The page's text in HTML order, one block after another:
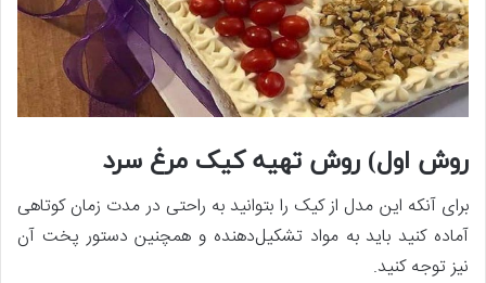
روش اول) روش تهیه کیک مرغ سرد
برای آنکه این مدل از کیک را بتوانید به راحتی در مدت زمان کوتاهی
آماده کنید باید به مواد تشکیل‌دهنده و همچنین دستور پخت آن
نیز توجه کنید.